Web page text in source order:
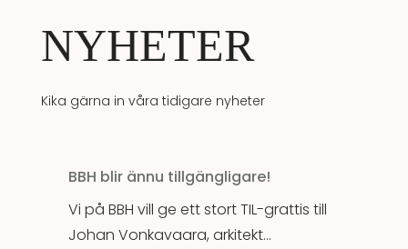
NYHETER
Kika gärna in våra tidigare nyheter
BBH blir ännu tillgängligare!
Vi på BBH vill ge ett stort TIL-grattis till
Johan Vonkavaara, arkitekt...